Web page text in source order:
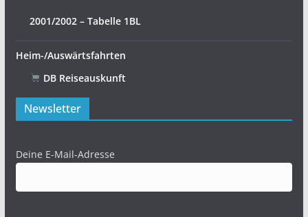
2001/2002 – Tabelle 1BL
Heim-/Auswärtsfahrten
DB Reiseauskunft
Newsletter
Deine E-Mail-Adresse